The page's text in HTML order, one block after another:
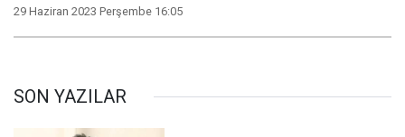
29 Haziran 2023 Perşembe 16:05
SON YAZILAR